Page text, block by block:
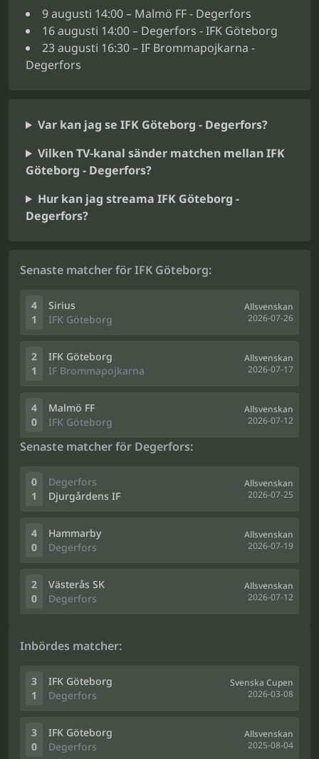
9 augusti 14:00 – Malmö FF - Degerfors
16 augusti 14:00 – Degerfors - IFK Göteborg
23 augusti 16:30 – IF Brommapojkarna -
Degerfors
Var kan jag se IFK Göteborg - Degerfors?
Vilken TV-kanal sänder matchen mellan IFK
Göteborg - Degerfors?
Hur kan jag streama IFK Göteborg -
Degerfors?
Senaste matcher för IFK Göteborg:
4
1
Sirius
IFK Göteborg
Allsvenskan
2026-07-26
2
1
IFK Göteborg
IF Brommapojkarna
Allsvenskan
2026-07-17
4
0
Malmö FF
IFK Göteborg
Allsvenskan
2026-07-12
Senaste matcher för Degerfors:
0
1
Degerfors
Djurgårdens IF
Allsvenskan
2026-07-25
4
0
Hammarby
Degerfors
Allsvenskan
2026-07-19
2
0
Västerås SK
Degerfors
Allsvenskan
2026-07-12
Inbördes matcher:
3
1
IFK Göteborg
Degerfors
Svenska Cupen
2026-03-08
3
0
IFK Göteborg
Degerfors
Allsvenskan
2025-08-04